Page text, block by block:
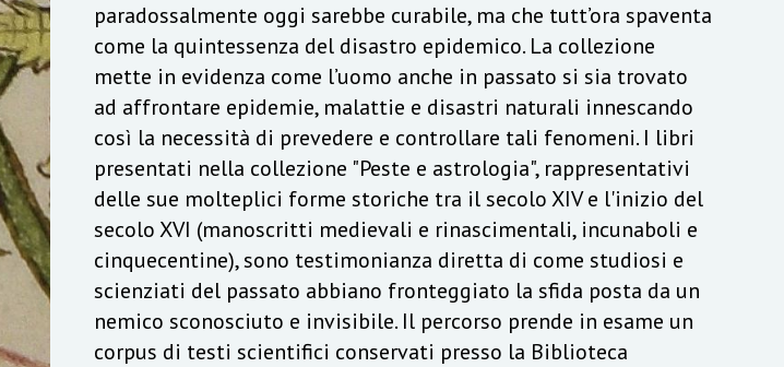
paradossalmente oggi sarebbe curabile, ma che tutt’ora spaventa
come la quintessenza del disastro epidemico. La collezione
mette in evidenza come l’uomo anche in passato si sia trovato
ad affrontare epidemie, malattie e disastri naturali innescando
così la necessità di prevedere e controllare tali fenomeni. I libri
presentati nella collezione "Peste e astrologia", rappresentativi
delle sue molteplici forme storiche tra il secolo XIV e l'inizio del
secolo XVI (manoscritti medievali e rinascimentali, incunaboli e
cinquecentine), sono testimonianza diretta di come studiosi e
scienziati del passato abbiano fronteggiato la sfida posta da un
nemico sconosciuto e invisibile. Il percorso prende in esame un
corpus di testi scientifici conservati presso la Biblioteca